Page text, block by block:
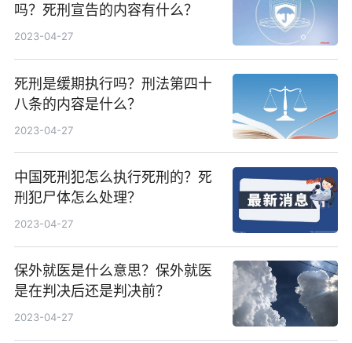
吗？死刑宣告的内容有什么？
2023-04-27
死刑是缓期执行吗？刑法第四十
八条的内容是什么？
2023-04-27
中国死刑犯怎么执行死刑的？死
刑犯尸体怎么处理？
2023-04-27
保外就医是什么意思？保外就医
是在判决后还是判决前？
2023-04-27